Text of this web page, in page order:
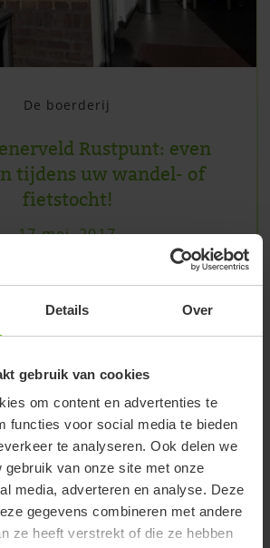
Details Over
gebruik van cookies
om content en advertenties te
functies voor social media te bieden
te analyseren. Ook delen we
gebruik van onze site met onze
media, adverteren en analyse. Deze
gegevens combineren met andere
ze heeft verstrekt of die ze hebben
De boerderij
Rustpunt: even
tijdens uw wandel- of
fietstocht!
17 mei, 2017
Rustpunt op onze boerderij is
plek waar alle fietsers en
ons punt passeren welkom zijn.
koffie en thee klaar en u kunt er
Daarnaast ku
Lees verder